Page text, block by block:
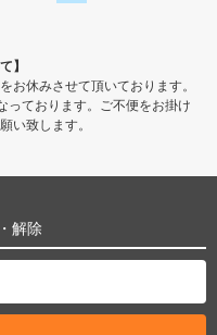
】
お休みさせて頂いております。
っております。ご不便をお掛け
い致します。
解除